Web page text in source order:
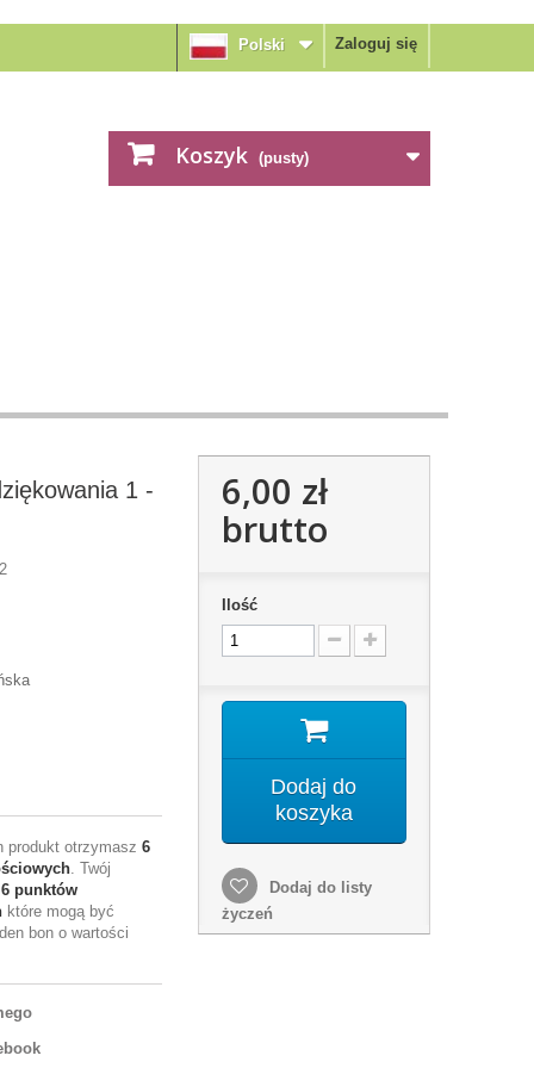
Zaloguj się
Polski
Koszyk (pusty)
1 -
produkt otrzymasz 6
. Twój
6 punktów
które mogą być
bon o wartości
6,00 zł
brutto
Ilość
Dodaj do
koszyka
Dodaj do listy
życzeń